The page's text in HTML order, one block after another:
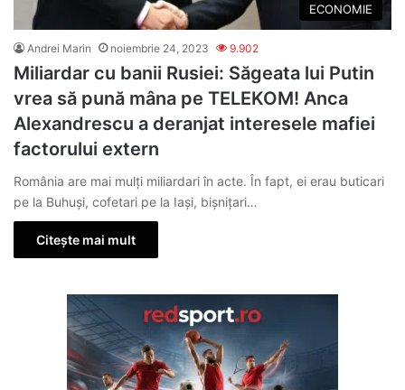
ECONOMIE
Andrei Marin noiembrie 24, 2023 9.902
Miliardar cu banii Rusiei: Săgeata lui Putin
vrea să pună mâna pe TELEKOM! Anca
Alexandrescu a deranjat interesele mafiei
factorului extern
România are mai mulți miliardari în acte. În fapt, ei erau buticari
pe la Buhuși, cofetari pe la Iași, bișnițari…
Citește mai mult